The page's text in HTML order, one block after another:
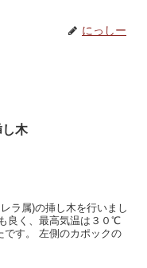
にっしー
木
ラ属)の挿し木を行いまし
良く、最高気温は３０℃
です。 左側のカポックの